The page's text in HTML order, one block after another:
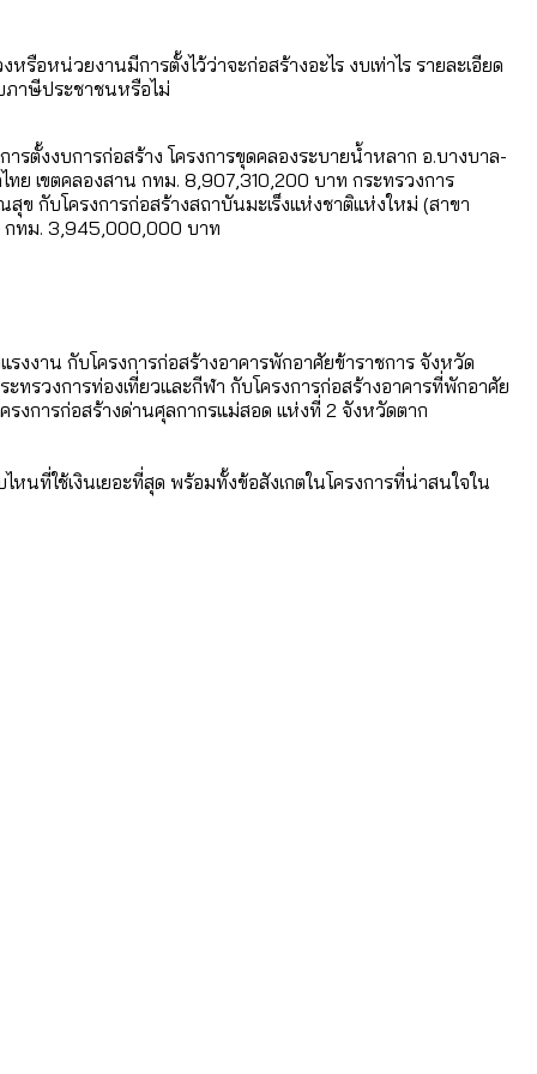
ด้รับจากเลือกตั้ง กรุงเทพฯ – พัทยา
ะไรบ้าง
ลดิบ]
ขัดแย้งไทย-กัมพูชา
แต่ปี 2023-2024
ายุระดับสุดยอด
หน่วยงานมีการตั้งไว้ว่าจะก่อสร้างอะไร งบเท่าไร รายละเอียด
ภาษีประชาชนหรือไม่
รตั้งงบการก่อสร้าง โครงการขุดคลองระบายน้ำหลาก อ.บางบาล-
ย เขตคลองสาน กทม. 8,907,310,200 บาท กระทรวงการ
กับโครงการก่อสร้างสถาบันมะเร็งแห่งชาติแห่งใหม่ (สาขา
กทม. 3,945,000,000 บาท
งงาน กับโครงการก่อสร้างอาคารพักอาศัยข้าราชการ จังหวัด
รวงการท่องเที่ยวและกีฬา กับโครงการก่อสร้างอาคารที่พักอาศัย
งการก่อสร้างด่านศุลกากรแม่สอด แห่งที่ 2 จังหวัดตาก
นที่ใช้เงินเยอะที่สุด พร้อมทั้งข้อสังเกตในโครงการที่น่าสนใจใน